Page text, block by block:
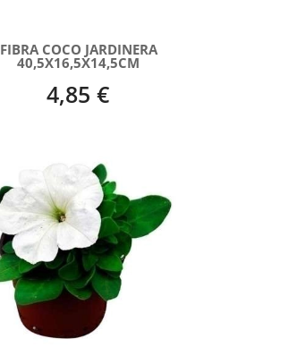
FIBRA COCO JARDINERA
40,5X16,5X14,5CM
4,85 €